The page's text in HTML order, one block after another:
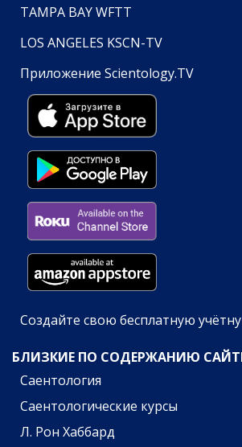
TAMPA BAY WFTT
LOS ANGELES KSCN-TV
Приложение Scientology.TV
Создайте свою бесплатную
БЛИЗКИЕ ПО СОДЕРЖАНИЮ
Саентология
Саентологические курсы
Л. Рон Хаббард